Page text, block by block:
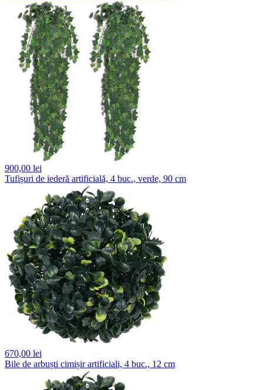
900,00 lei
Tufișuri de iederă artificială, 4 buc., verde, 90 cm
670,00 lei
Bile de arbuști cimișir artificiali, 4 buc., 12 cm